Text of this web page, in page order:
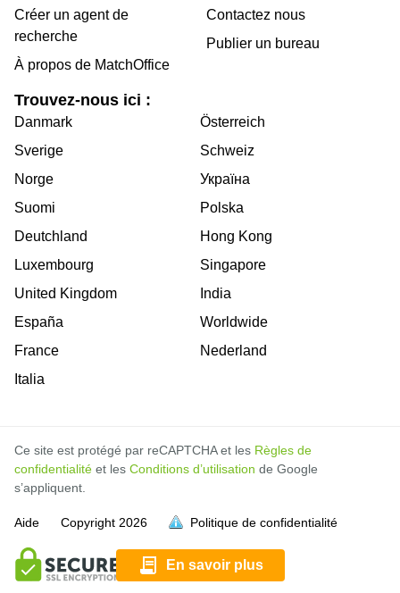
En savoir plus
soit pleine.
soit pleine.
soit pleine.
soit pleine.
soit pleine.
soit pleine.
soit pleine.
soit pleine.
soit pleine.
soit pleine.
soit pleine.
Créer un agent de
recherche
À propos de MatchOffice
Contactez nous
Publier un bureau
Trouvez-nous ici :
Danmark
Sverige
Norge
Suomi
Deutchland
Luxembourg
United Kingdom
España
France
Italia
Österreich
Schweiz
Україна
Polska
Hong Kong
Singapore
India
Worldwide
Nederland
Ce site est protégé par reCAPTCHA et les Règles de
confidentialité et les Conditions d’utilisation de Google
s’appliquent.
Aide Copyright 2026 Politique de confidentialité